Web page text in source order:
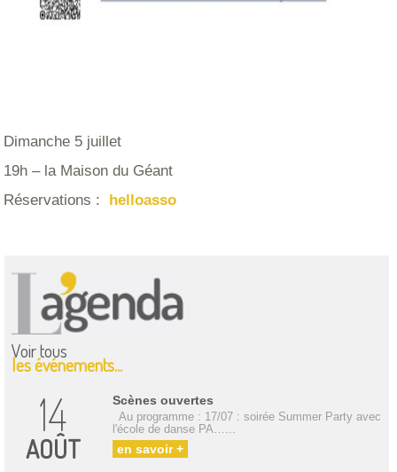
Dimanche 5 juillet
19h – la Maison du Géant
Réservations : helloasso
Voir tous
les événements...
14
AOÛT
Scènes ouvertes
Au programme : 17/07 : soirée Summer Party avec
l'école de danse PA…...
en savoir +